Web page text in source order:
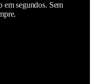
segundos. Sem